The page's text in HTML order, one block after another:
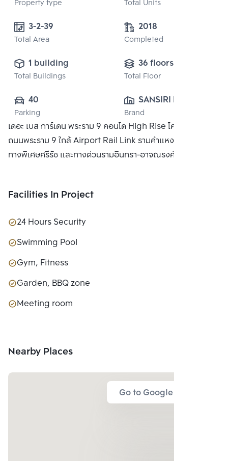
Property type Total Units
Total Area
2018
Completed
1 building
Total Buildings
36 floors
Total Floor
40
Parking
SANSIRI PUBLIC
CO., LTD.
Brand
เดอะ เบส การ์เดน พระราม 9 คอนโด High Rise โครงการติด
ถนนพระราม 9 ใกล้ Airport Rail Link รามคำแหง ใกล้จุดขึ้นลง
ทางพิเศษศรีรัช และทางด่วนรามอินทรา-อาจณรงค์
Facilities In Project
24 Hours Security
Swimming Pool
Gym, Fitness
Garden, BBQ zone
Meeting room
Nearby Places
Go to Google Map